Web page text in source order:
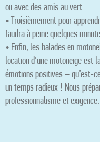
ou avec des amis au vert
• Troisièmement pour
faudra à peine quelques
• Enfin, les balades en
location d’une motoneige est
émotions positives – qu’est-
un temps radieux ! Nous
professionnalisme et exigence.